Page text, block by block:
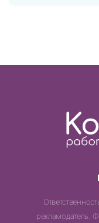
рекламодатель.